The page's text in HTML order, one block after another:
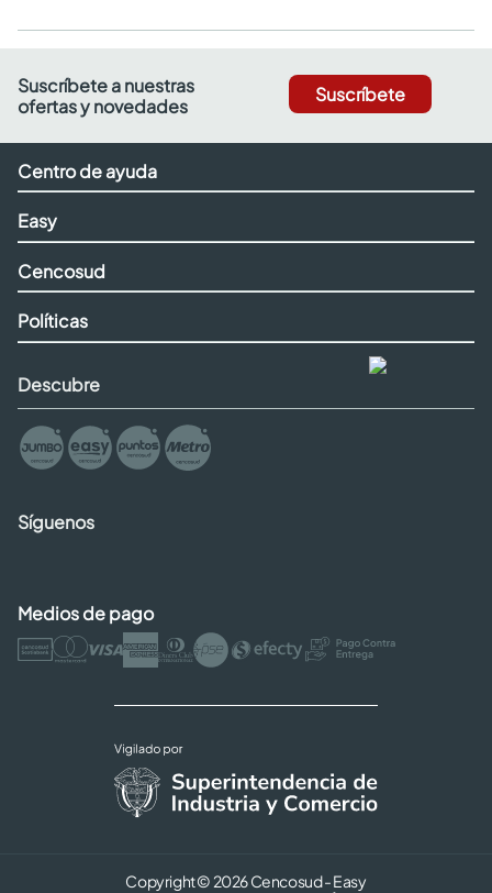
Suscríbete a nuestras
ofertas y novedades
Suscríbete
Centro de ayuda
Easy
Cencosud
Políticas
Descubre
Síguenos
Medios de pago
Copyright © 2026 Cencosud - Easy